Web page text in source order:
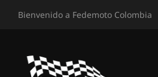
Bienvenido a Fedemoto Colombia